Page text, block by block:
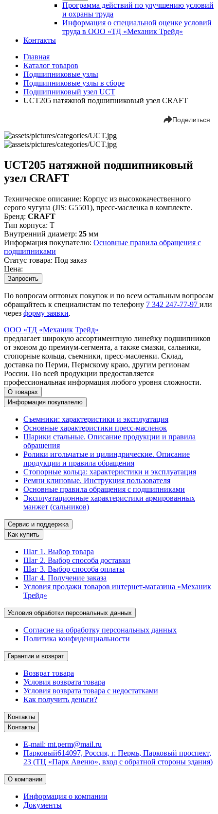
Программа действий по улучшению условий
и охраны труда
Информация о специальной оценке условий
труда в ООО «ТД «Механик Трейд»
Контакты
Главная
Каталог товаров
Подшипниковые узлы
Подшипниковые узлы в сборе
Подшипниковый узел UCT
UCT205 натяжной подшипниковый узел CRAFT
Поделиться
UCT205 натяжной подшипниковый
узел CRAFT
Техническое описание: Корпус из высококачественного
серого чугуна (JIS: G5501), пресс-масленка в комплекте.
Бренд: CRAFT
Тип корпуса: T
Внутренний диаметр: 25 мм
Информация покупателю: Основные правила обращения с
подшипниками
Статус товара: Под заказ
Цена:
Запросить
По вопросам оптовых покупок и по всем остальным вопросам
обращайтесь к специалистам по телефону 7 342 247-77-97 или
через форму заявки.
ООО «ТД «Механик Трейд»
предлагает широкую ассортиментную линейку подшипников
от эконом до премиум-сегмента, а также смазки, сальники,
стопорные кольца, съемники, пресс-масленки. Склад,
доставка по Перми, Пермскому краю, другим регионам
России. По всей продукции предоставляется
профессиональная информация любого уровня сложности.
О товарах
Информация покупателю
Съемники: характеристики и эксплуатация
Основные характеристики пресс‑масленок
Шарики стальные. Описание продукции и правила
обращения
Ролики игольчатые и цилиндрические. Описание
продукции и правила обращения
Стопорные кольца: характеристики и эксплуатация
Ремни клиновые. Инструкция пользователя
Основные правила обращения с подшипниками
Эксплуатационные характеристики армированных
манжет (сальников)
Сервис и поддержка
Как купить
Шаг 1. Выбор товара
Шаг 2. Выбор способа доставки
Шаг 3. Выбор способа оплаты
Шаг 4. Получение заказа
Условия продажи товаров интернет-магазина «Механик
Трейд»
Условия обработки персональных данных
Согласие на обработку персональных данных
Политика конфиденциальности
Гарантии и возврат
Возврат товара
Условия возврата товара
Условия возврата товара с недостатками
Как получить деньги?
Контакты
Контакты
E-mail: mt.perm@mail.ru
Парковый614097, Россия, г. Пермь, Парковый проспект,
23 (ТЦ «Парк Авеню», вход с обратной стороны здания)
О компании
Информация о компании
Документы